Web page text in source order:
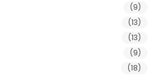
(9)
(13)
(13)
(9)
(18)